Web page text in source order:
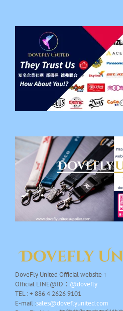
DoveFly United Official website ↑
Official LINE@ID： @dovefly
TEL : + 886 4 2626 9101
E-mail :sales@doveflyunited.com